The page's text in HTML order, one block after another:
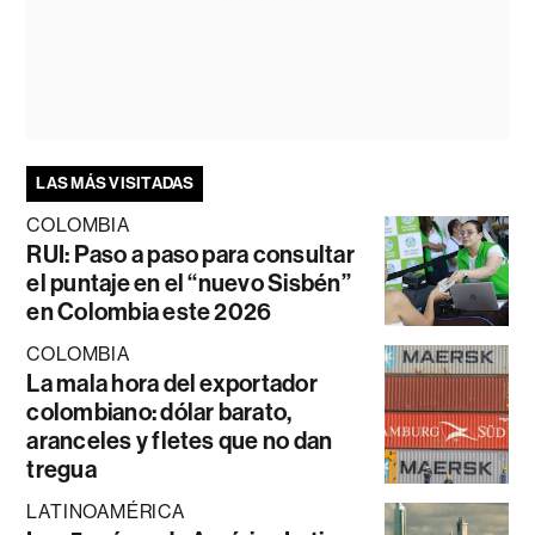
LAS MÁS VISITADAS
COLOMBIA
RUI: Paso a paso para consultar
el puntaje en el “nuevo Sisbén”
en Colombia este 2026
COLOMBIA
La mala hora del exportador
colombiano: dólar barato,
aranceles y fletes que no dan
tregua
LATINOAMÉRICA